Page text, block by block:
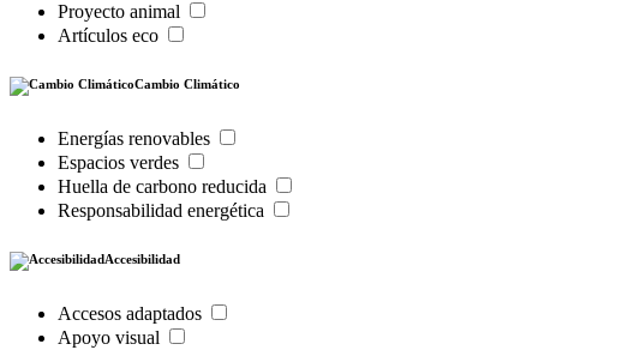
Proyecto animal
Artículos eco
Cambio Climático
Energías renovables
Espacios verdes
Huella de carbono reducida
Responsabilidad energética
Accesibilidad
Accesos adaptados
Apoyo visual